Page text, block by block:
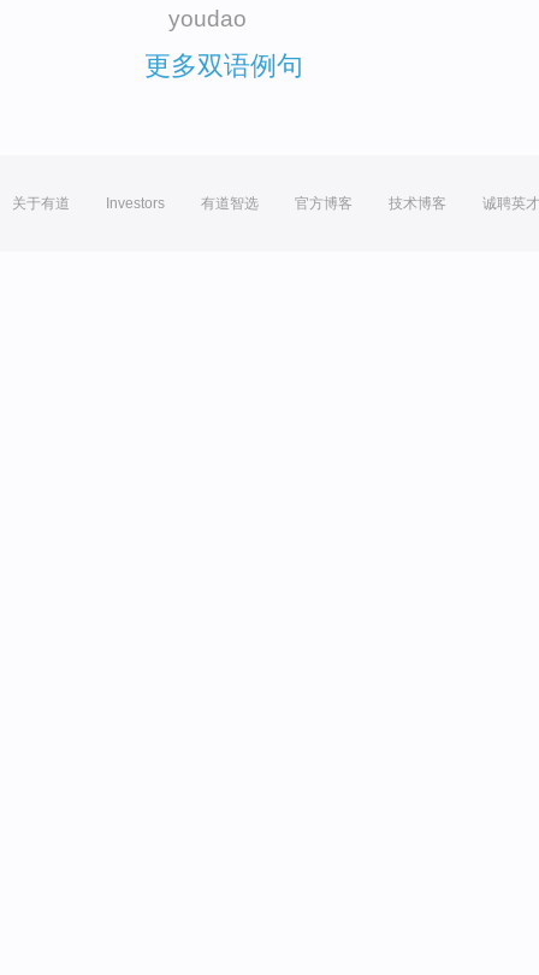
youdao
更多双语例句
关于有道 Investors 有道智选 官方博客 技术博客 诚聘英才